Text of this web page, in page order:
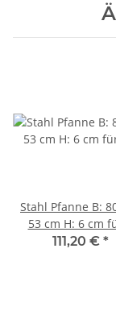
Stahl Pfanne B:
53 cm H: 6 cm
flammigen
111,20 € *